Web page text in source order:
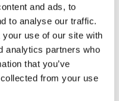
and ads, to
to analyse our traffic.
use of our site with
analytics partners who
that you’ve
from your use
Beanie und der